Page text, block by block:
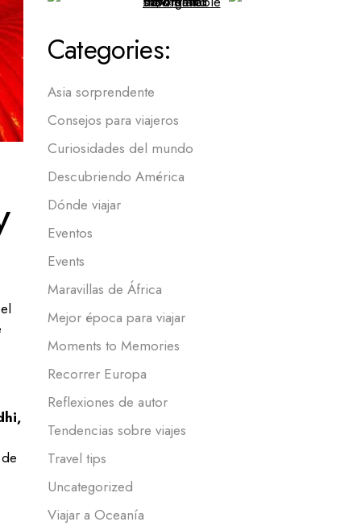
Categories:
Asia sorprendente
Consejos para viajeros
Curiosidades del mundo
Descubriendo América
Dónde viajar
Eventos
Events
Maravillas de África
Mejor época para viajar
Moments to Memories
Recorrer Europa
Reflexiones de autor
Tendencias sobre viajes
Travel tips
Uncategorized
Viajar a Oceanía